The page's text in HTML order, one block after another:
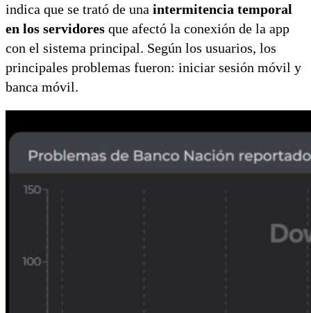
indica que se trató de una intermitencia temporal
en los servidores que afectó la conexión de la app
con el sistema principal. Según los usuarios, los
principales problemas fueron: iniciar sesión móvil y
banca móvil.